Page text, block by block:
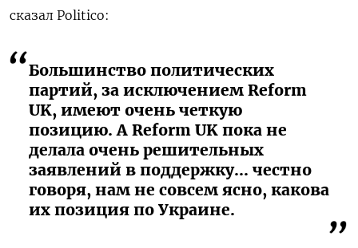
сказал Politico:
Большинство политических
партий, за исключением Reform
UK, имеют очень четкую
позицию. А Reform UK пока не
делала очень решительных
заявлений в поддержку... честно
говоря, нам не совсем ясно, какова
их позиция по Украине.